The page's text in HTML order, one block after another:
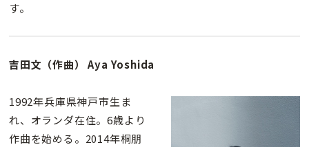
す。
吉田文（作曲） Aya Yoshida
1992年兵庫県神戸市生ま
れ、オランダ在住。6歳より
作曲を始める。2014年桐朋